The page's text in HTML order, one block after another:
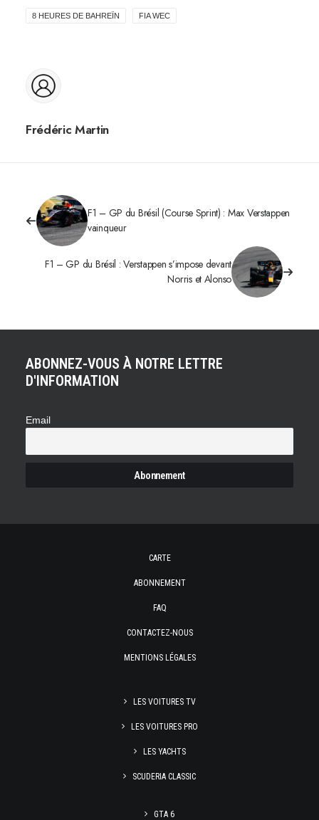
8 HEURES DE BAHREÏN FIA WEC
Frédéric Martin
F1 – GP du Brésil (Course Sprint) : Max Verstappen
vainqueur
F1 – GP du Brésil : Verstappen s’impose devant
Norris et Alonso
ABONNEZ-VOUS À NOTRE LETTRE
D'INFORMATION
Email
CARTE
ABONNEMENT
FAQ
CONTACTEZ-NOUS
MENTIONS LÉGALES
LES VOITURES TV
LES VOITURES PRO
LES YACHTS
SCUDERIA CLASSIC
GTA 6